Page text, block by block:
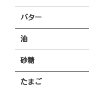
バター
油
砂糖
たまご